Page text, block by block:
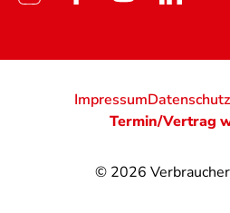
© 2026
ImpressumDatenschutz
Termin/Vertrag